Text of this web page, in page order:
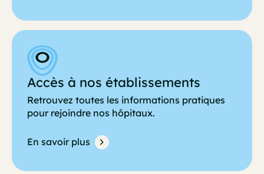
Accès à nos établissements
Retrouvez toutes les informations pratiques
pour rejoindre nos hôpitaux.
En savoir plus